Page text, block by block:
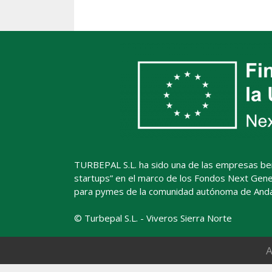
TURBEPAL S.L. ha sido una de las empresas
startups” en el marco de los Fondos Next
para pymes de la comunidad autónoma de
© Turbepal S.L. - Viveros Sierra Norte